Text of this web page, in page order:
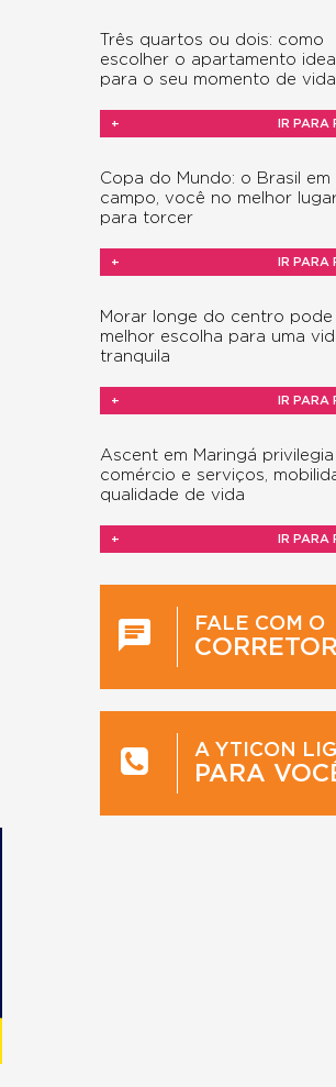
Três quartos ou dois: como
escolher o apartamento ideal
para o seu momento de vida
+ IR PARA
Copa do Mundo: o Brasil em
campo, você no melhor
para torcer
+ IR PARA
Morar longe do centro pode
melhor escolha para uma
tranquila
+ IR PARA
Ascent em Maringá privilegia
comércio e serviços,
qualidade de vida
+ IR PARA
FALE COM O
CORRETOR
A YTICON
PARA